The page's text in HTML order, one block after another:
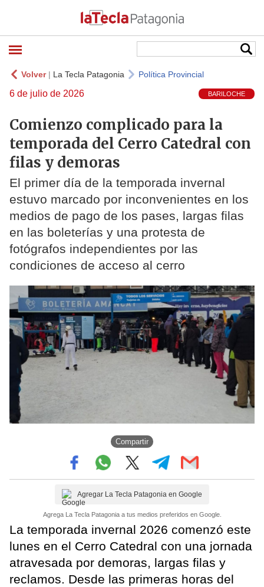
Volver| La Tecla Patagonia Política Provincial
6 de julio de 2026 BARILOCHE
Comienzo complicado para la
temporada del Cerro Catedral con
filas y demoras
El primer día de la temporada invernal
estuvo marcado por inconvenientes en los
medios de pago de los pases, largas filas
en las boleterías y una protesta de
fotógrafos independientes por las
condiciones de acceso al cerro
Compartir
Agregar La Tecla Patagonia en Google
Agrega La Tecla Patagonia a tus medios preferidos en Google.
La temporada invernal 2026 comenzó este
lunes en el Cerro Catedral con una jornada
atravesada por demoras, largas filas y
reclamos. Desde las primeras horas del